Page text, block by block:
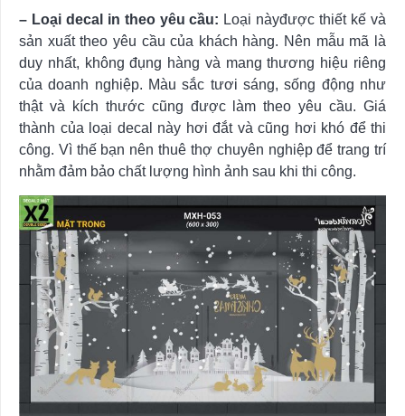
– Loại decal in theo yêu cầu: Loại nàyđược thiết kế và
sản xuất theo yêu cầu của khách hàng. Nên mẫu mã là
duy nhất, không đụng hàng và mang thương hiệu riêng
của doanh nghiệp. Màu sắc tươi sáng, sống động như
thật và kích thước cũng được làm theo yêu cầu. Giá
thành của loại decal này hơi đắt và cũng hơi khó để thi
công. Vì thế bạn nên thuê thợ chuyên nghiệp để trang trí
nhằm đảm bảo chất lượng hình ảnh sau khi thi công.